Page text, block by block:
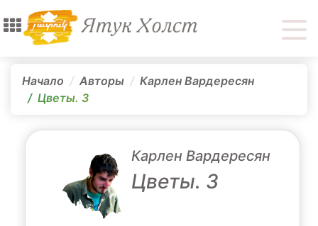
Начало Авторы
Карлен Вардересян
Цветы. 3
Карлен Вардересян
Цветы. 3